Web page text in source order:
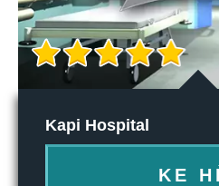
Kapi Hospital
KE